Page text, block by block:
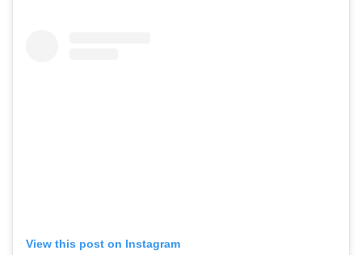
View this post on Instagram